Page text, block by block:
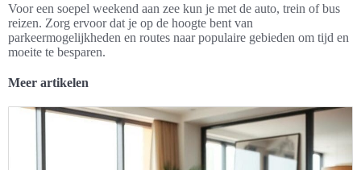
Voor een soepel weekend aan zee kun je met de auto, trein of bus
reizen. Zorg ervoor dat je op de hoogte bent van
parkeermogelijkheden en routes naar populaire gebieden om tijd en
moeite te besparen.
Meer artikelen